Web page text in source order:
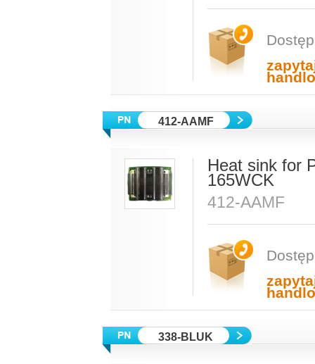
412-AAMF
Heat sink for
165WCK
412-AAMF
338-BLUK